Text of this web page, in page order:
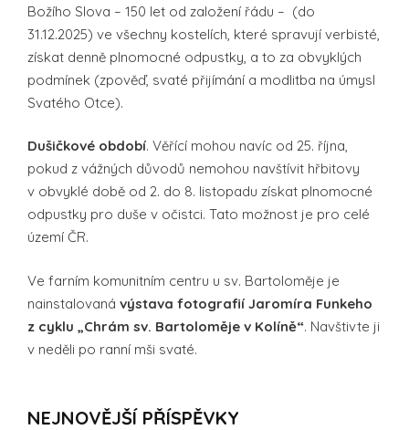
Božího Slova – 150 let od založení řádu – (do
31.12.2025) ve všechny kostelích, které spravují verbisté,
získat denně plnomocné odpustky, a to za obvyklých
podmínek (zpověď, svaté přijímání a modlitba na úmysl
Svatého Otce).
Dušičkové období. Věřící mohou navíc od 25. října,
pokud z vážných důvodů nemohou navštívit hřbitovy
v obvyklé době od 2. do 8. listopadu získat plnomocné
odpustky pro duše v očistci. Tato možnost je pro celé
území ČR.
Ve farním komunitním centru u sv. Bartoloměje je
nainstalovaná výstava fotografií Jaromíra Funkeho
z cyklu „Chrám sv. Bartoloměje v Kolíně“. Navštivte ji
v neděli po ranní mši svaté.
NEJNOVĚJŠÍ PŘÍSPĚVKY